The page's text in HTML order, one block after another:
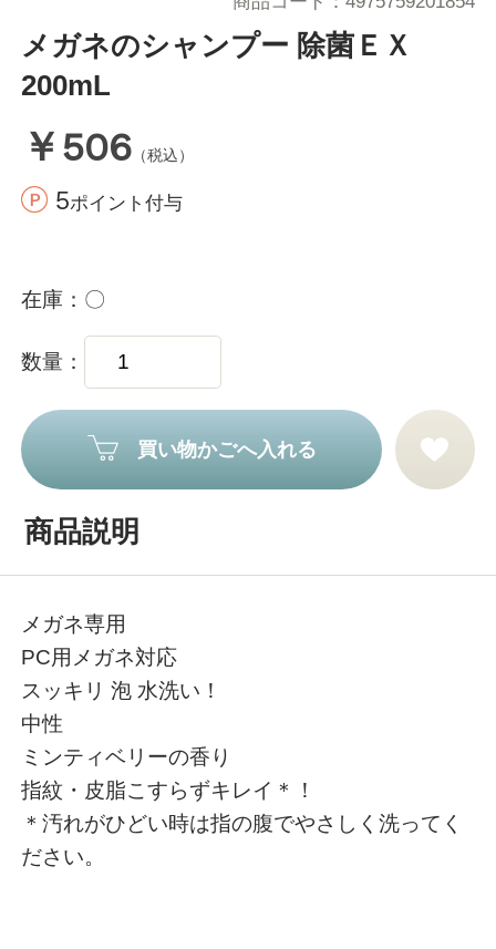
メガネのシャンプー 除菌ＥＸ
200mL
￥506 （税込）
5ポイント付与
在庫 〇
数量
買い物かごへ入れる
商品説明
メガネ専用
PC用メガネ対応
スッキリ 泡 水洗い！
中性
ミンティベリーの香り
指紋・皮脂こすらずキレイ＊！
＊汚れがひどい時は指の腹でやさしく洗ってく
ださい。